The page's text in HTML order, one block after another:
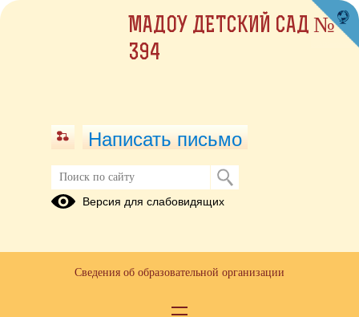
Пропускной режима
(посмотреть)
МАДОУ ДЕТСКИЙ САД №
394
Написать письмо
Версия для слабовидящих
Сведения об образовательной организации